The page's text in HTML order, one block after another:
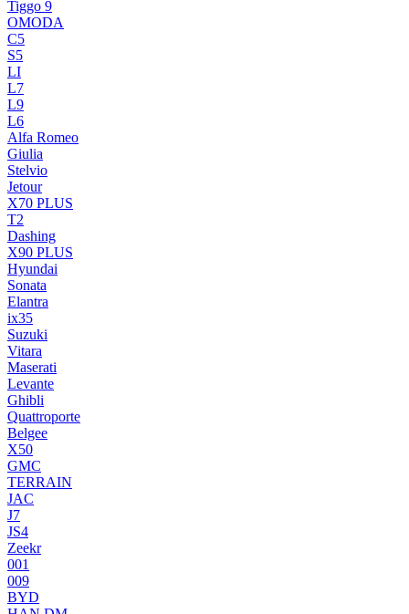
Tiggo 9
OMODA
C5
S5
LI
L7
L9
L6
Alfa Romeo
Giulia
Stelvio
Jetour
X70 PLUS
T2
Dashing
X90 PLUS
Hyundai
Sonata
Elantra
ix35
Suzuki
Vitara
Maserati
Levante
Ghibli
Quattroporte
Belgee
X50
GMC
TERRAIN
JAC
J7
JS4
Zeekr
001
009
BYD